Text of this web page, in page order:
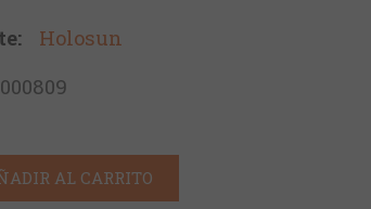
Holosun
AL CARRITO